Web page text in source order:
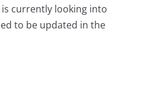
is currently looking into
to be updated in the